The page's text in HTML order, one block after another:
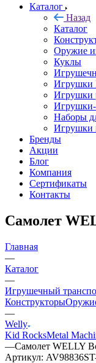
Каталог
Назад
Каталог
Оружие
Куклы
Игрушки
Игрушки
Наборы
Игрушки
Бренды
Акции
Блог
Компания
Сертификаты
Контакты
Самолет
Главная
—
Каталог
—
Игрушечный
Конструкторы
—
Welly
Kid RocksMetal
—Самолет WELLY
Артикул: